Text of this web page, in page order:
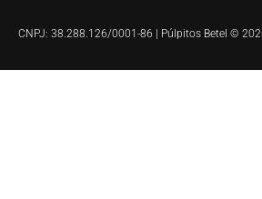
CNPJ: 38.288.126/0001-86 | Púlpitos Betel ©